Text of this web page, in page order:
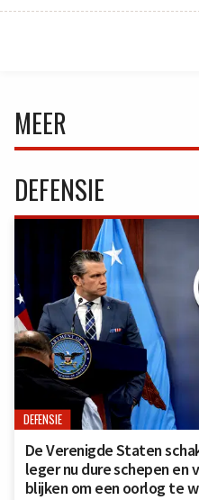
MEER
DEFENSIE
DEFENSIE
De Verenigde Staten
leger nu dure schepen
blijken om een oorlog te